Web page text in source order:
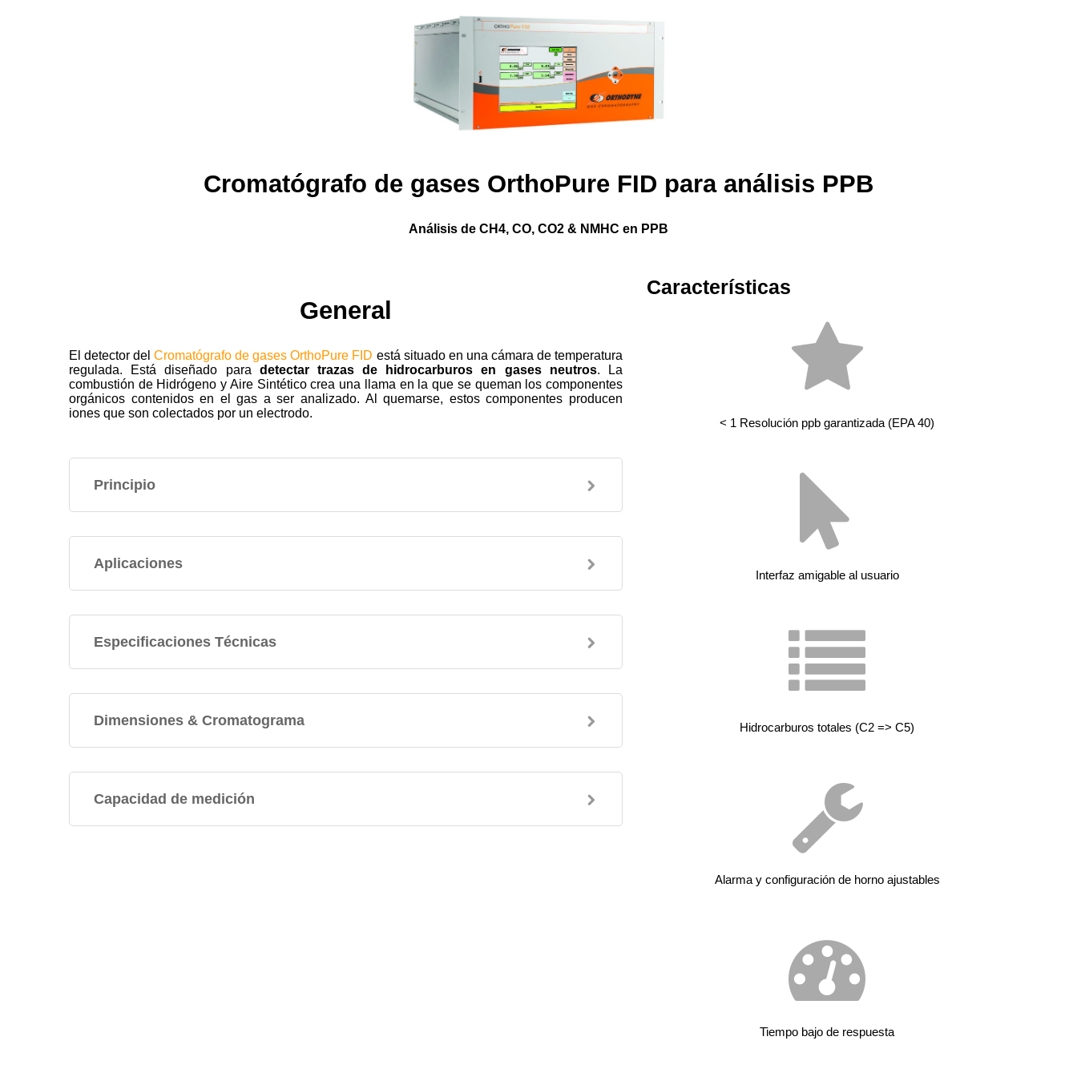
Cromatógrafo de gases OrthoPure FID para análisis PPB
Análisis de CH4, CO, CO2 & NMHC en PPB
General
El detector delCromatógrafo de gases OrthoPure FID está situado en una cámara de temperatura
regulada. Está diseñado para detectar trazas de hidrocarburos en gases neutros. La
combustión de Hidrógeno y Aire Sintético crea una llama en la que se queman los componentes
orgánicos contenidos en el gas a ser analizado. Al quemarse, estos componentes producen
iones que son colectados por un electrodo.
Principio
Aplicaciones
Especificaciones Técnicas
Dimensiones & Cromatograma
Capacidad de medición
Características
< 1 Resolución ppb garantizada (EPA 40)
Interfaz amigable al usuario
Hidrocarburos totales (C2 => C5)
Alarma y configuración de horno ajustables
Tiempo bajo de respuesta